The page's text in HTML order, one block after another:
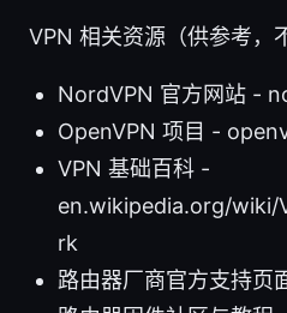
VPN 相关资源（供参考，
NordVPN 官方网站 -
OpenVPN 项目 -
VPN 基础百科 -
en.wikipedia.org/
rk
路由器厂商官方支持页